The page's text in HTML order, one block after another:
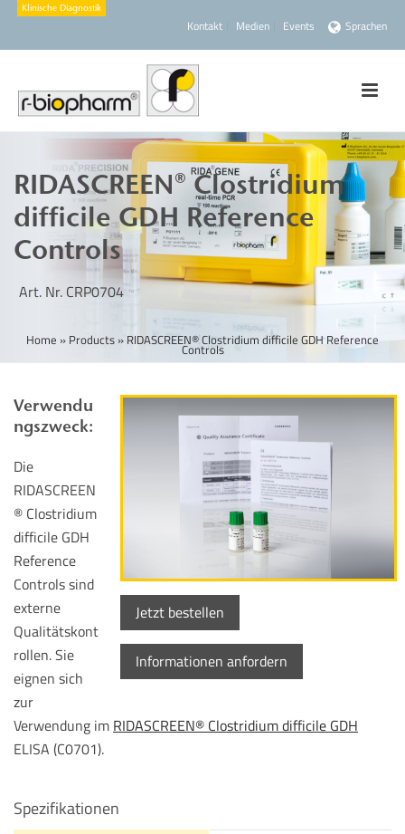
Kontakt Medien Events Sprachen
RIDASCREEN® Clostridium
difficile GDH Reference
Controls
Art. Nr. CRP0704
Home » Products» RIDASCREEN® Clostridium difficile GDH Reference
Controls
Jetzt bestellen
Informationen anfordern
Verwendu
ngszweck:
Die
RIDASCREEN
® Clostridium
difficile GDH
Reference
Controls sind
externe
Qualitätskont
rollen. Sie
eignen sich
zur
Verwendung im RIDASCREEN® Clostridium difficile GDH
ELISA (C0701).
Spezifikationen